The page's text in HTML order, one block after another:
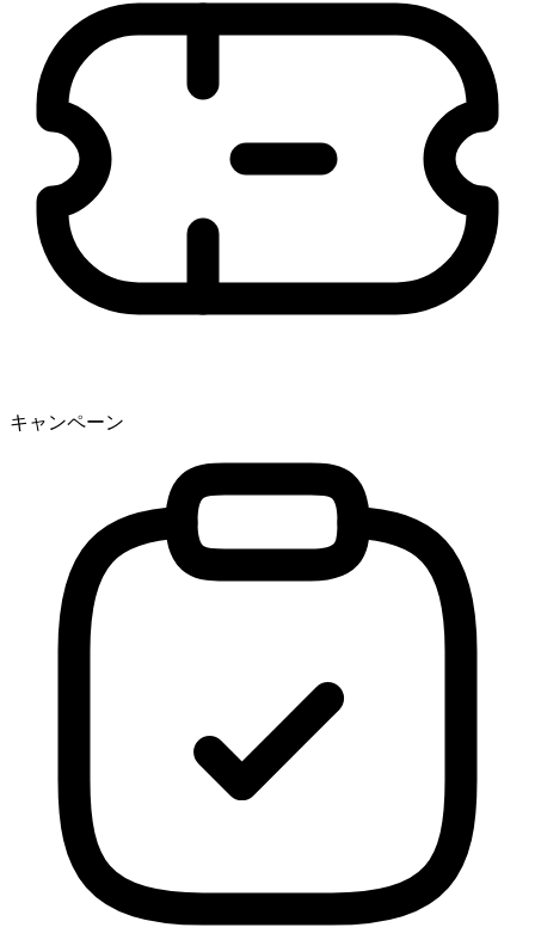
キャンペーン